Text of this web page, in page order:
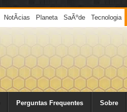
NotÃ­cias Planeta SaÃºde Tecnologia
Perguntas Frequentes Sobre